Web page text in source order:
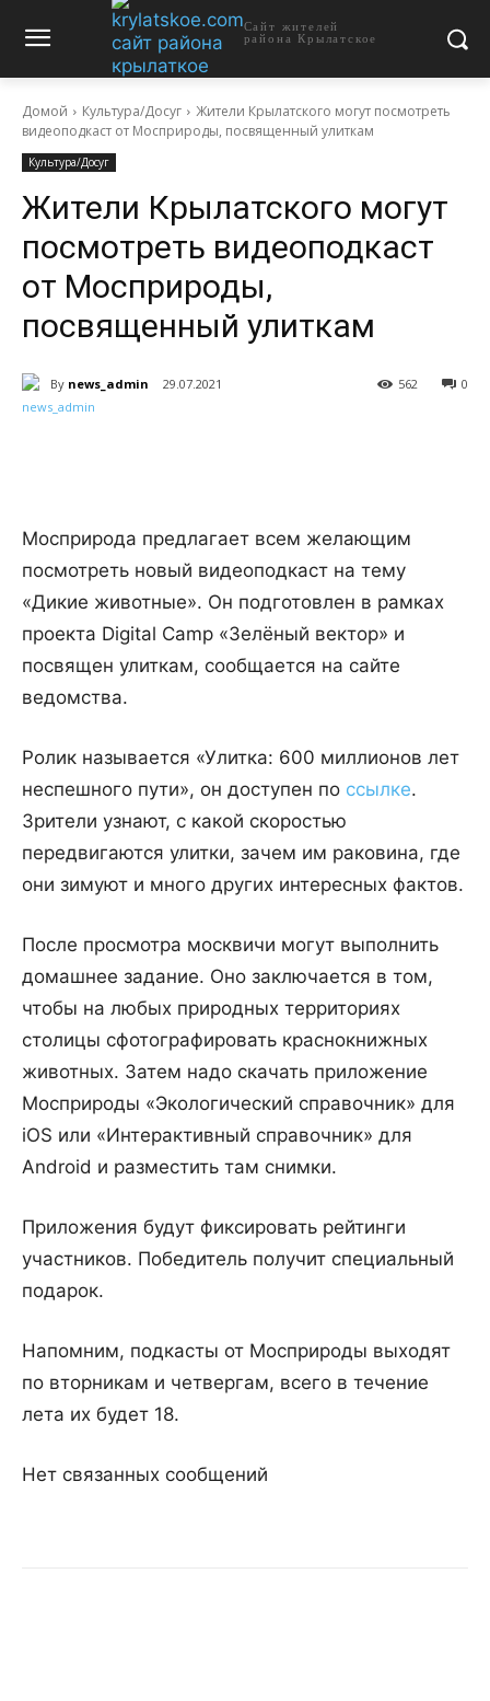
Сайт жителей
района Крылатское
Домой Культура/Досуг
Жители Крылатского могут посмотреть
видеоподкаст от Мосприроды, посвященный улиткам
Культура/Досуг
Жители Крылатского могут
посмотреть видеоподкаст
от Мосприроды,
посвященный улиткам
By news_admin 29.07.2021 0
562
Мосприрода предлагает всем желающим
посмотреть новый видеоподкаст на тему
«Дикие животные». Он подготовлен в рамках
проекта Digital Camp «Зелёный вектор» и
посвящен улиткам, сообщается на сайте
ведомства.
Ролик называется «Улитка: 600 миллионов лет
неспешного пути», он доступен по ссылке.
Зрители узнают, с какой скоростью
передвигаются улитки, зачем им раковина, где
они зимуют и много других интересных фактов.
После просмотра москвичи могут выполнить
домашнее задание. Оно заключается в том,
чтобы на любых природных территориях
столицы сфотографировать краснокнижных
животных. Затем надо скачать приложение
Мосприроды «Экологический справочник» для
iOS или «Интерактивный справочник» для
Android и разместить там снимки.
Приложения будут фиксировать рейтинги
участников. Победитель получит специальный
подарок.
Напомним, подкасты от Мосприроды выходят
по вторникам и четвергам, всего в течение
лета их будет 18.
Нет связанных сообщений